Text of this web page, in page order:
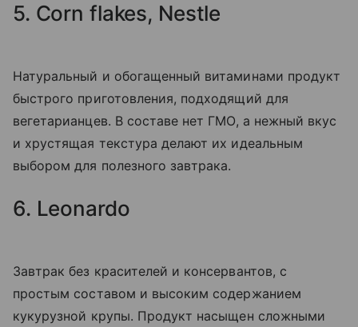
5. Corn flakes, Nestle
Натуральный и обогащенный витаминами продукт
быстрого приготовления, подходящий для
вегетарианцев. В составе нет ГМО, а нежный вкус
и хрустящая текстура делают их идеальным
выбором для полезного завтрака.
6. Leonardo
Завтрак без красителей и консервантов, с
простым составом и высоким содержанием
кукурузной крупы. Продукт насыщен сложными